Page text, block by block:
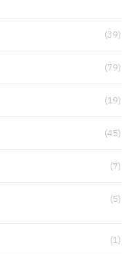
(39)
(79)
(19)
(45)
(7)
(5)
(1)